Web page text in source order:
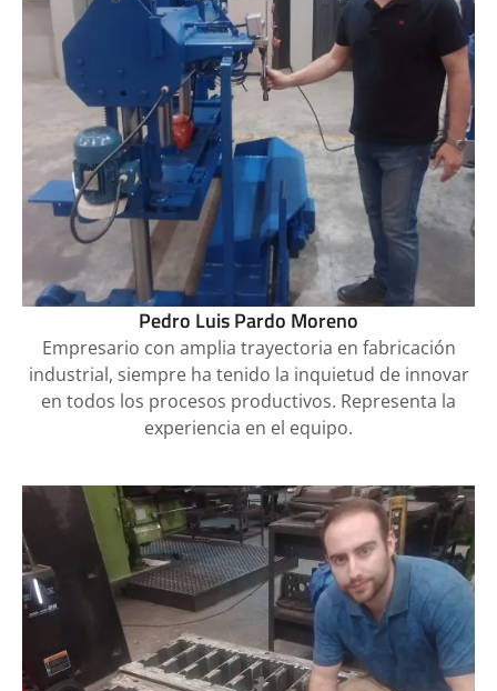
Pedro Luis Pardo Moreno
Empresario con amplia trayectoria en fabricación
industrial, siempre ha tenido la inquietud de innovar
en todos los procesos productivos. Representa la
experiencia en el equipo.